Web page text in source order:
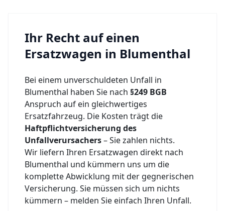
Ihr Recht auf einen
Ersatzwagen in Blumenthal
Bei einem unverschuldeten Unfall in
Blumenthal haben Sie nach §249 BGB
Anspruch auf ein gleichwertiges
Ersatzfahrzeug. Die Kosten trägt die
Haftpflichtversicherung des
Unfallverursachers– Sie zahlen nichts.
Wir liefern Ihren Ersatzwagen direkt nach
Blumenthal und kümmern uns um die
komplette Abwicklung mit der gegnerischen
Versicherung. Sie müssen sich um nichts
kümmern – melden Sie einfach Ihren Unfall.